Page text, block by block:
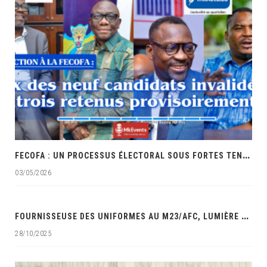
F
ECOFA : UN PROCESSUS ÉLECTORAL SOUS FORTES TENSIONS ET ACCUSATIONS DE FAVORITISME
03/05/2026
‎
FOURNISSEUSE DES UNIFORMES AU M23/AFC, LUMIÈRE MAUWA OCÉAN DANS LES VISEURS DES SERVICES DE SÉCURITÉ DE LA RDC‎
28/10/2025